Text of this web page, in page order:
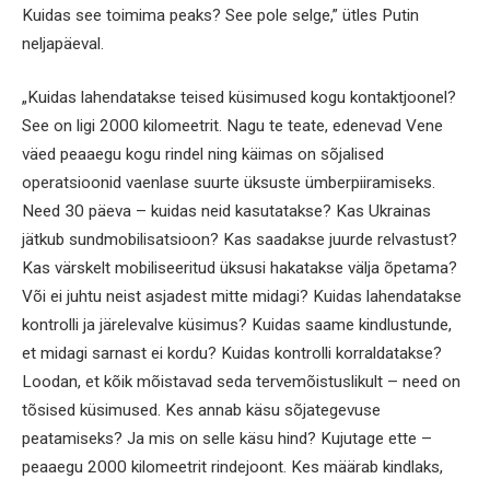
Kuidas see toimima peaks? See pole selge,” ütles Putin
neljapäeval.
„Kuidas lahendatakse teised küsimused kogu kontaktjoonel?
See on ligi 2000 kilomeetrit. Nagu te teate, edenevad Vene
väed peaaegu kogu rindel ning käimas on sõjalised
operatsioonid vaenlase suurte üksuste ümberpiiramiseks.
Need 30 päeva – kuidas neid kasutatakse? Kas Ukrainas
jätkub sundmobilisatsioon? Kas saadakse juurde relvastust?
Kas värskelt mobiliseeritud üksusi hakatakse välja õpetama?
Või ei juhtu neist asjadest mitte midagi? Kuidas lahendatakse
kontrolli ja järelevalve küsimus? Kuidas saame kindlustunde,
et midagi sarnast ei kordu? Kuidas kontrolli korraldatakse?
Loodan, et kõik mõistavad seda tervemõistuslikult – need on
tõsised küsimused. Kes annab käsu sõjategevuse
peatamiseks? Ja mis on selle käsu hind? Kujutage ette –
peaaegu 2000 kilomeetrit rindejoont. Kes määrab kindlaks,